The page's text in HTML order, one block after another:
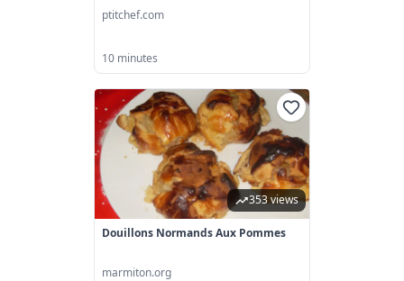
ptitchef.com
10 minutes
353 views
Douillons Normands Aux Pommes
marmiton.org